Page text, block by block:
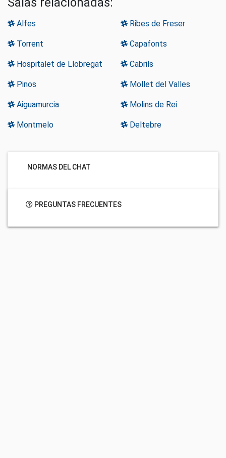
Alfes Ribes de Freser
Torrent Capafonts
Hospitalet de Llobregat Cabrils
Pinos Mollet del Valles
Aiguamurcia Molins de Rei
Montmelo Deltebre
NORMAS DEL CHAT
PREGUNTAS FRECUENTES